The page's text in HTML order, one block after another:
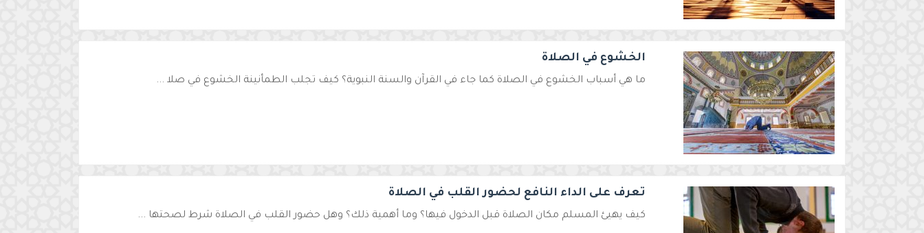
الخشوع في الصلاة
ما هي أسباب الخشوع في الصلاة كما جاء في القرآن والسنة النبوية؟ كيف تجلب الطمأنينة الخشوع في صلا ...
تعرف على الداء النافع لحضور القلب في الصلاة
كيف يهيئ المسلم مكان الصلاة قبل الدخول فيها؟ وما أهمية ذلك؟ وهل حضور القلب في الصلاة شرط لصحتها ...